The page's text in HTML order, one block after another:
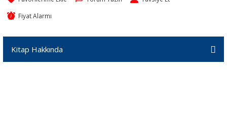
Fiyat Alarmı
Kitap Hakkında